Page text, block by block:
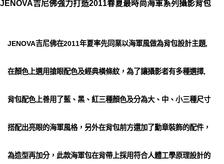
JENOVA吉尼佛強力打造2011春夏最時尚海軍系列攝影背包
JENOVA吉尼佛在2011年夏率先同業以海軍風做為背包設計主題,
在顏色上選用搶眼配色及經典橫條紋，為了讓攝影者有多種選擇,
背包配色上善用了藍、黑、紅三種顏色及分為大、中、小三種尺寸
搭配出亮眼的海軍風格，另外在背包前方還加了勳章裝飾的配件，
為造型再加分，此款海軍包在背帶上採用符合人體工學原理設計的